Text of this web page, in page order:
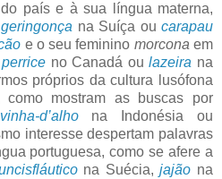
país e à sua língua materna,
geringonça na Suíça ou carapau
e o seu feminino morcona em
perrice no Canadá oulazeira na
próprios da cultura lusófona
como mostram as buscas por
vinha-d’alhona Indonésia ou
interesse despertam palavras
portuguesa, como se afere a
na Suécia,jajão na